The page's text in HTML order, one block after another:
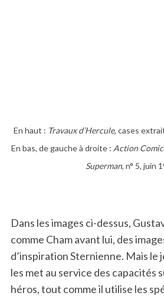
En haut : Travaux d’Hercule, cases
En bas, de gauche à droite : Action
Superman, n° 5, juin
Dans les images ci-dessus,
comme Cham avant lui, des
d’inspiration Sternienne. Mais le
les met au service des capacités
héros, tout comme il utilise les